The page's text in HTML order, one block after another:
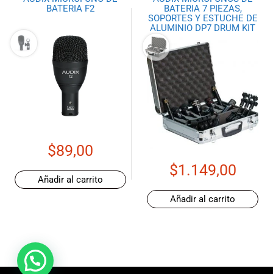
BATERIA F2
$89,00
Añadir al carrito
BATERIA 7 PIEZAS,
SOPORTES Y ESTUCHE DE
ALUMINIO DP7 DRUM KIT
$1.149,00
Añadir al carrito